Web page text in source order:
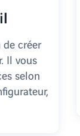
de créer
Il vous
selon